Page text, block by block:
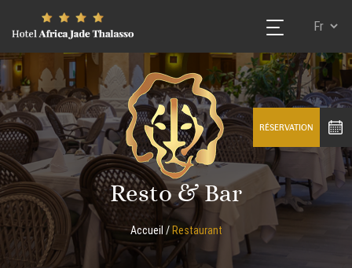
RÉSERVATION
Resto & Bar
Accueil /Restaurant